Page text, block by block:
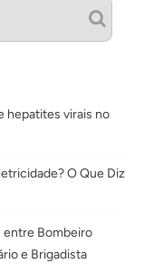
hepatites virais no
O Que Diz
entre Bombeiro
e Brigadista